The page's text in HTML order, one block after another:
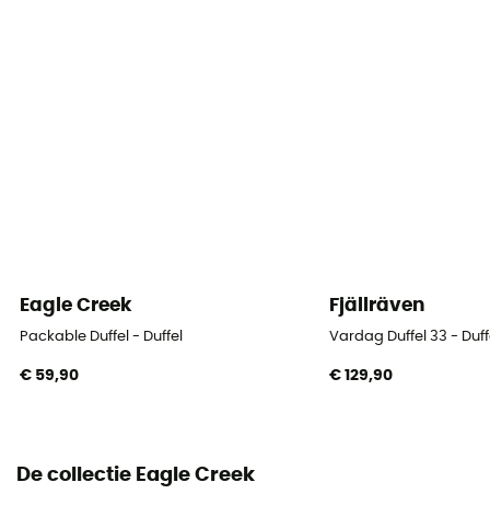
Eagle Creek
Packable Duffel - Duffel
€ 59,90
Fjällräven
Vardag Duffel 33 -
€ 129,90
De collectie Eagle Creek